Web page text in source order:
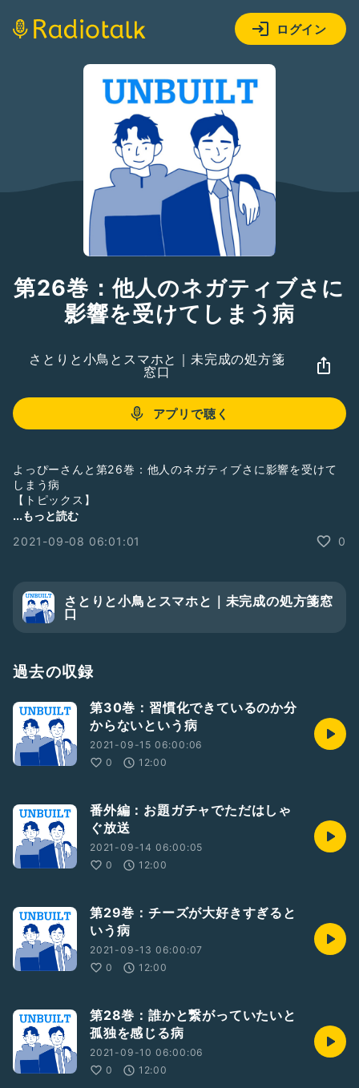
ログイン
第26巻：他人のネガティブさに
影響を受けてしまう病
さとりと小鳥とスマホと｜未完成の処方箋
窓口
アプリで聴く
よっぴーさんと第26巻：他人のネガティブさに影響を受けて
しまう病
【トピックス】
・観察者の視点を持つ
・マインドフルになってみよ
ですね〜
参考記事▶︎
https://www.unbuiltlab.org/2021/04/rewrite-4-9.html/
...もっと読む
2021-09-08 06:01:01
0
さとりと小鳥とスマホと｜未完成の処方箋窓
口
過去の収録
第30巻：習慣化できているのか分
からないという病
2021-09-15 06:00:06
0
12:00
番外編：お題ガチャでただはしゃ
ぐ放送
2021-09-14 06:00:05
0
12:00
第29巻：チーズが大好きすぎると
いう病
2021-09-13 06:00:07
0
12:00
第28巻：誰かと繋がっていたいと
孤独を感じる病
2021-09-10 06:00:06
0
12:00